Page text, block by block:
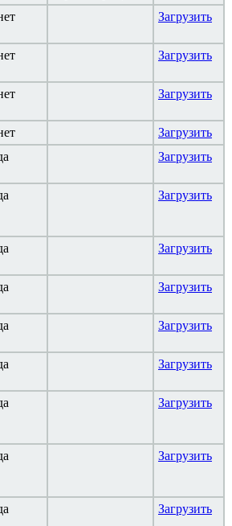
Загрузить
Загрузить
Загрузить
Загрузить
Загрузить
Загрузить
Загрузить
Загрузить
Загрузить
Загрузить
Загрузить
Загрузить
Загрузить